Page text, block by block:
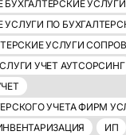
УСЛУГИ
ПО
УСЛУГИ
УЧЕТ АУТСОРСИНГ
УЧЕТА ФИРМ
ИП